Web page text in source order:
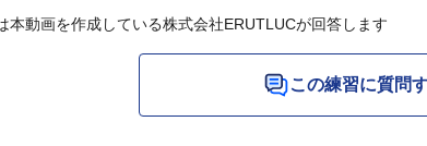
本動画を作成している株式会社ERUTLUCが回答します
この練習に質問